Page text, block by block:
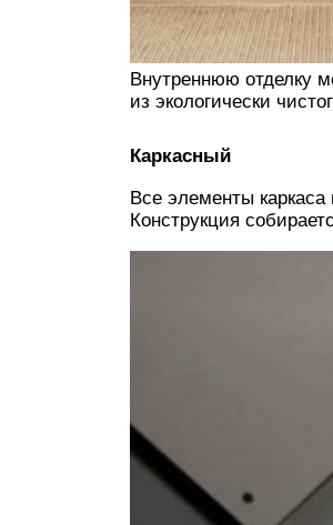
Внутреннюю отделку
из экологически
Каркасный
Все элементы
Конструкция